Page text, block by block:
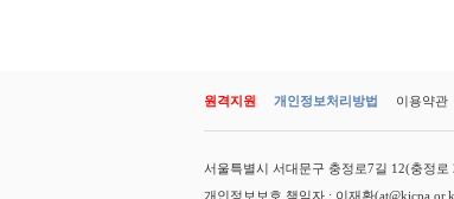
원격지원 개인정보처리방법 이용약관
서울특별시 서대문구 충정로7길 12(충정
개인정보보호 책임자 : 이재환